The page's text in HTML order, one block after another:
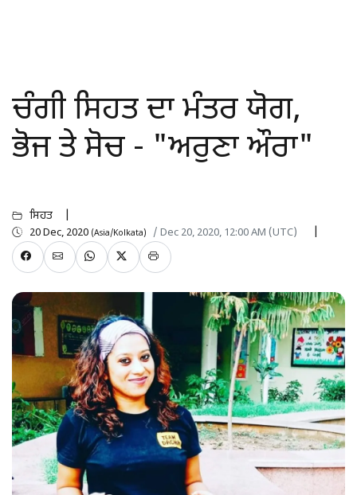
ਚੰਗੀ ਸਿਹਤ ਦਾ ਮੰਤਰ ਯੋਗ,
ਭੋਜ ਤੇ ਸੋਚ - "ਅਰੁਣਾ ਔਰਾ"
ਸਿਹਤ
20 Dec, 2020 (Asia/Kolkata) / Dec 20, 2020, 12:00 AM (UTC)